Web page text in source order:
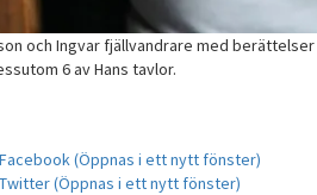
och Ingvar fjällvandrare med
6 av Hans tavlor.
(Öppnas i ett nytt fönster)
(Öppnas i ett nytt fönster)